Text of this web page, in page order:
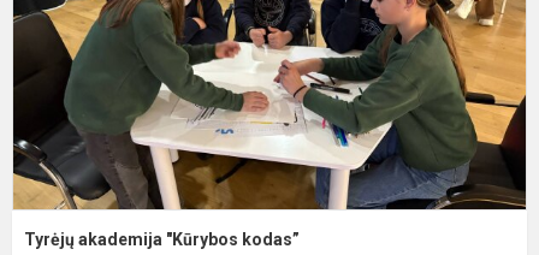
Tyrėjų akademija "Kūrybos kodas”